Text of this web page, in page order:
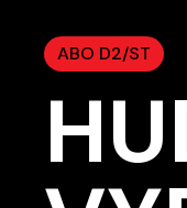
ABO D2/ST